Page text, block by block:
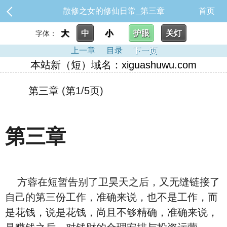
散修之女的修仙日常_第三章 首页
字体： 大 中 小 护眼
关灯
上一章
目录 下一页
本站新（短）域名：xiguashuwu.com
第三章 (第1/5页)
第三章
方蓉在短暂告别了卫昊天之后，又无缝链接了
自己的第三份工作，准确来说，也不是工作，而
是花钱，说是花钱，尚且不够精确，准确来说，